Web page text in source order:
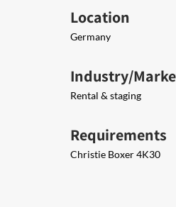
Location
Germany
Industry/
Rental & staging
Requirements
Christie Boxer 4K30